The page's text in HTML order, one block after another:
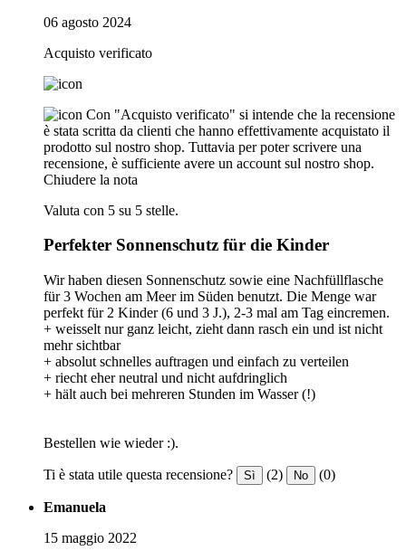
06 agosto 2024
Acquisto verificato
Con "Acquisto verificato" si intende che la recensione
è stata scritta da clienti che hanno effettivamente acquistato il
prodotto sul nostro shop. Tuttavia per poter scrivere una
recensione, è sufficiente avere un account sul nostro shop.
Chiudere la nota
Valuta con 5 su 5 stelle.
Perfekter Sonnenschutz für die Kinder
Wir haben diesen Sonnenschutz sowie eine Nachfüllflasche
für 3 Wochen am Meer im Süden benutzt. Die Menge war
perfekt für 2 Kinder (6 und 3 J.), 2-3 mal am Tag eincremen.
+ weisselt nur ganz leicht, zieht dann rasch ein und ist nicht
mehr sichtbar
+ absolut schnelles auftragen und einfach zu verteilen
+ riecht eher neutral und nicht aufdringlich
+ hält auch bei mehreren Stunden im Wasser (!)
Bestellen wie wieder :).
Ti è stata utile questa recensione? Sì (2) No (0)
Emanuela
15 maggio 2022